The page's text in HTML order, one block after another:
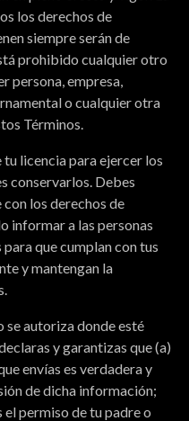
los derechos de
siempre serán de
prohibido cualquier otro
persona, empresa,
o cualquier otra
Términos.
tu licencia para ejercer los
conservarlos. Debes
los derechos de
informar a las personas
que cumplan con tus
y mantengan la
se autoriza donde esté
y garantizas que (a)
envías es verdadera y
de dicha información;
el permiso de tu padre o